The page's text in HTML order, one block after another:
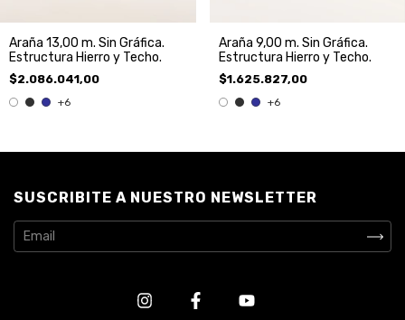
Araña 13,00 m. Sin Gráfica.
Estructura Hierro y Techo.
$2.086.041,00
+6
Araña 9,00 m. Sin Gráfica.
Estructura Hierro y Techo.
$1.625.827,00
+6
SUSCRIBITE A NUESTRO NEWSLETTER